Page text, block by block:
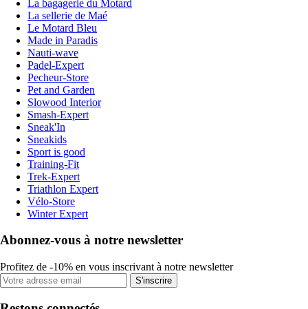
La bagagerie du Motard
La sellerie de Maé
Le Motard Bleu
Made in Paradis
Nauti-wave
Padel-Expert
Pecheur-Store
Pet and Garden
Slowood Interior
Smash-Expert
Sneak'In
Sneakids
Sport is good
Training-Fit
Trek-Expert
Triathlon Expert
Vélo-Store
Winter Expert
Abonnez-vous à notre newsletter
Profitez de -10% en vous inscrivant à notre newsletter
S'inscrire